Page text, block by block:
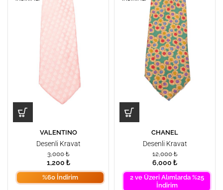
VALENTINO
Desenli Kravat
3,000₺
1,200 ₺
%60 İndirim
CHANEL
Desenli Kravat
12,000₺
6,000 ₺
2 ve Üzeri Alımlarda %25
İndirim